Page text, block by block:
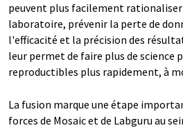
peuvent plus facilement
laboratoire, prévenir la perte de
l'efficacité et la précision des
leur permet de faire plus de science
reproductibles plus rapidement, à
La fusion marque une étape
forces de Mosaic et de Labguru au